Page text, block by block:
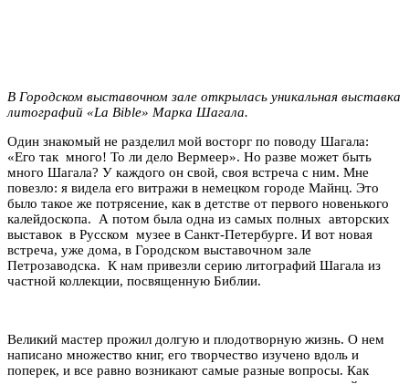
В Городском выставочном зале открылась уникальная выставка
литографий «La Bible» Марка Шагала.
Один знакомый не разделил мой восторг по поводу Шагала:
«Его так много! То ли дело Вермеер». Но разве может быть
много Шагала? У каждого он свой, своя встреча с ним. Мне
повезло: я видела его витражи в немецком городе Майнц. Это
было такое же потрясение, как в детстве от первого новенького
калейдоскопа. А потом была одна из самых полных авторских
выставок в Русском музее в Санкт-Петербурге. И вот новая
встреча, уже дома, в Городском выставочном зале
Петрозаводска. К нам привезли серию литографий Шагала из
частной коллекции, посвященную Библии.
Великий мастер прожил долгую и плодотворную жизнь. О нем
написано множество книг, его творчество изучено вдоль и
поперек, и все равно возникают самые разные вопросы. Как